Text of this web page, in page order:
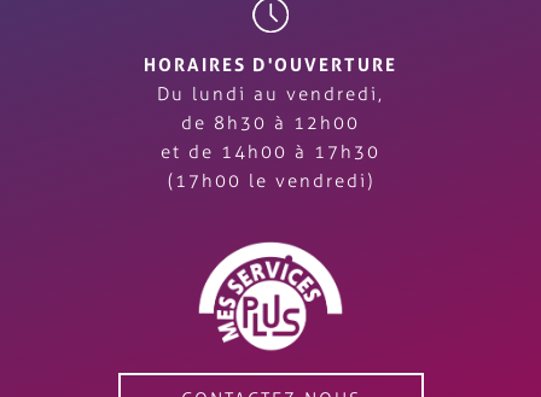
HORAIRES D'OUVERTURE
Du lundi au vendredi,
de 8h30 à 12h00
et de 14h00 à 17h30
(17h00 le vendredi)